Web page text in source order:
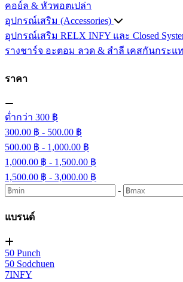
คอย์ล & หัวพอตเปล่า
อุปกรณ์เสริม (Accessories)
อุปกรณ์เสริม RELX INFY และ Closed
รางชาร์จ อะตอม ลวด ​& สำลี เคสกันกระแ
ราคา
ต่ำกว่า 300 ฿
300.00 ฿ - 500.00 ฿
500.00 ฿ - 1,000.00 ฿
1,000.00 ฿ - 1,500.00 ฿
1,500.00 ฿ - 3,000.00 ฿
-
แบรนด์
50 Punch
50 Sodchuen
7INFY